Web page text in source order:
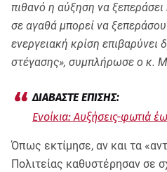
πιθανό η αύξηση να ξεπεράσει
σε αγαθά μπορεί να
ενεργειακή κρίση επιβαρύνει
στέγασης», συμπλήρωσε ο κ.
Ενοίκια: Αυξήσεις-φωτιά
Όπως εκτίμησε, αν και τα
Πολιτείας καθυστέρησαν σε